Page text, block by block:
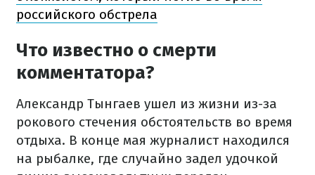
российского обстрела
Что известно о смерти
комментатора?
Александр Тынгаев ушел из жизни из-за
рокового стечения обстоятельств во время
отдыха. В конце мая журналист находился
на рыбалке, где случайно задел удочкой